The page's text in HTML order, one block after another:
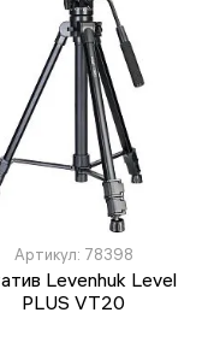
Артикул: 78398
Levenhuk Level
PLUS VT20